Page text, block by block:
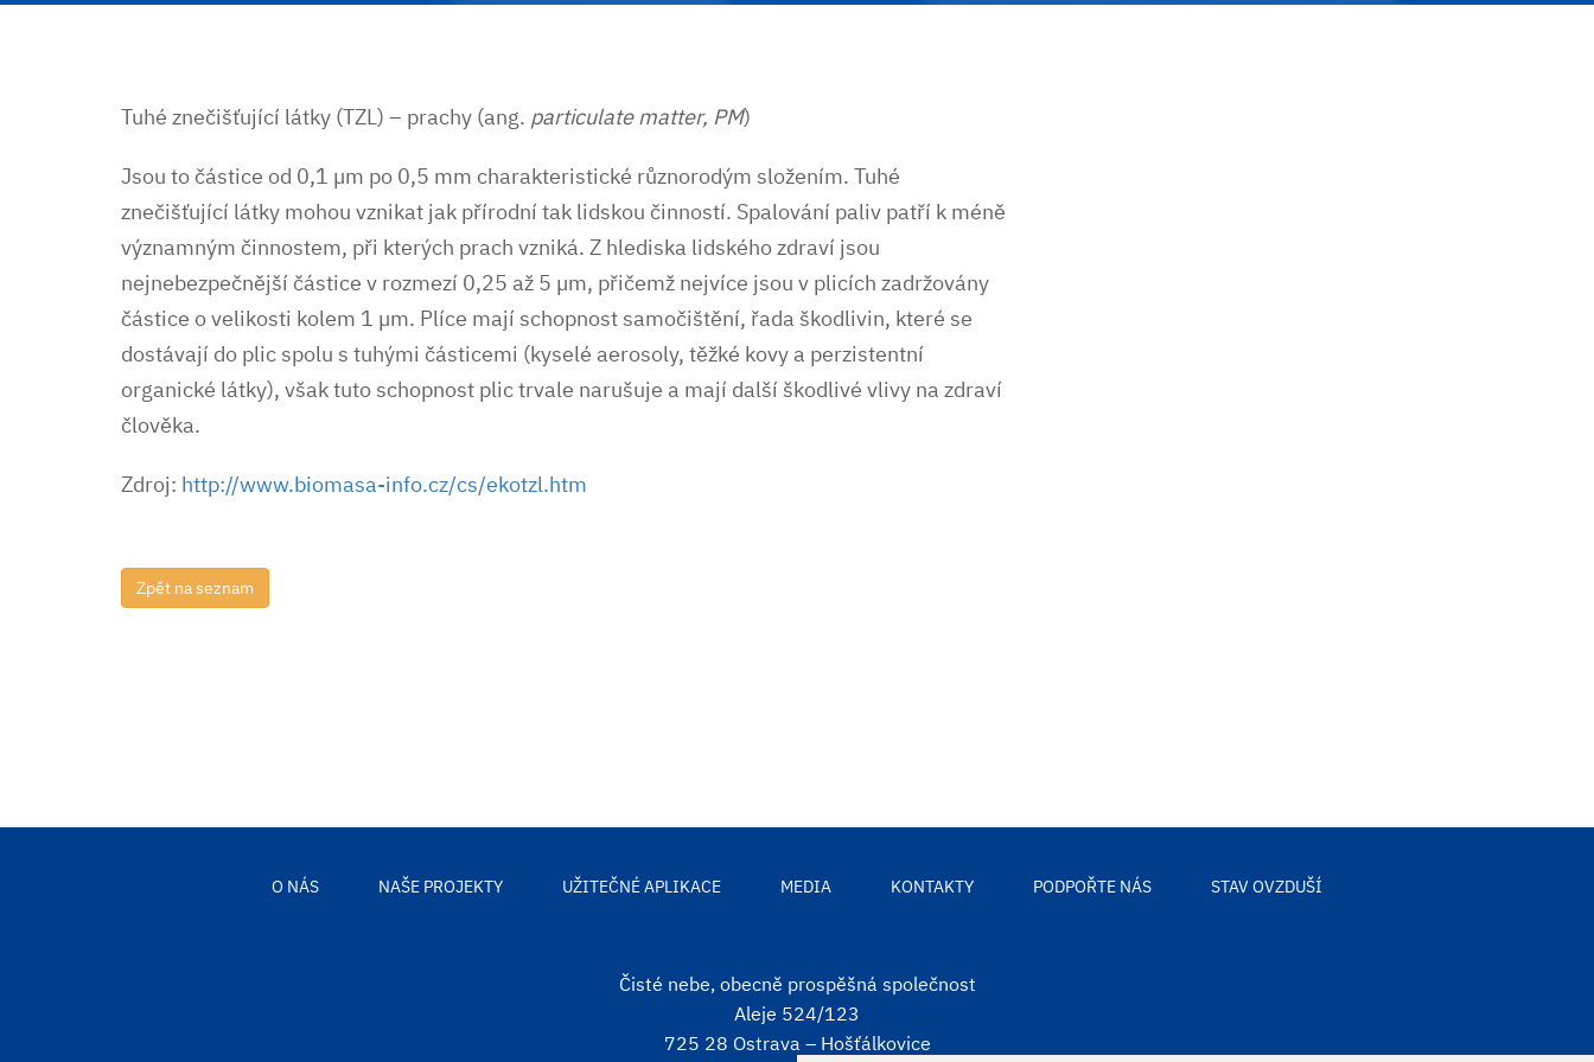
Tuhé znečišťující látky (TZL) – prachy (ang. particulate matter, PM)
Jsou to částice od 0,1 µm po 0,5 mm charakteristické různorodým složením. Tuhé
znečišťující látky mohou vznikat jak přírodní tak lidskou činností. Spalování paliv patří k méně
významným činnostem, při kterých prach vzniká. Z hlediska lidského zdraví jsou
nejnebezpečnější částice v rozmezí 0,25 až 5 µm, přičemž nejvíce jsou v plicích zadržovány
částice o velikosti kolem 1 µm. Plíce mají schopnost samočištění, řada škodlivin, které se
dostávají do plic spolu s tuhými částicemi (kyselé aerosoly, těžké kovy a perzistentní
organické látky), však tuto schopnost plic trvale narušuje a mají další škodlivé vlivy na zdraví
člověka.
Zdroj: http://www.biomasa-info.cz/cs/ekotzl.htm
O NÁS NAŠE PROJEKTY UŽITEČNÉ APLIKACE MEDIA KONTAKTY PODPOŘTE NÁS STAV OVZDUŠÍ
Čisté nebe, obecně prospěšná společnost
Aleje 524/123
725 28 Ostrava – Hošťálkovice